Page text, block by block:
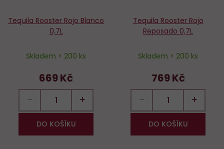
Tequila Rooster Rojo Blanco
0,7L
Skladem > 200 ks
669 Kč
− +
DO KOŠÍKU
Tequila Rooster Rojo
Reposado 0,7L
Skladem > 200 ks
769 Kč
− +
DO KOŠÍKU